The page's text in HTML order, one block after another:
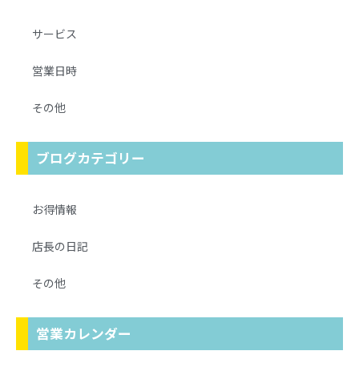
サービス
営業日時
その他
ブログカテゴリー
お得情報
店長の日記
その他
営業カレンダー